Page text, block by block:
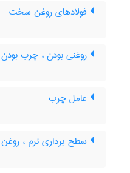
فولادهای روغن سخت
روغنی بودن ، چرب
عامل چرب
سطح برداری نرم ،